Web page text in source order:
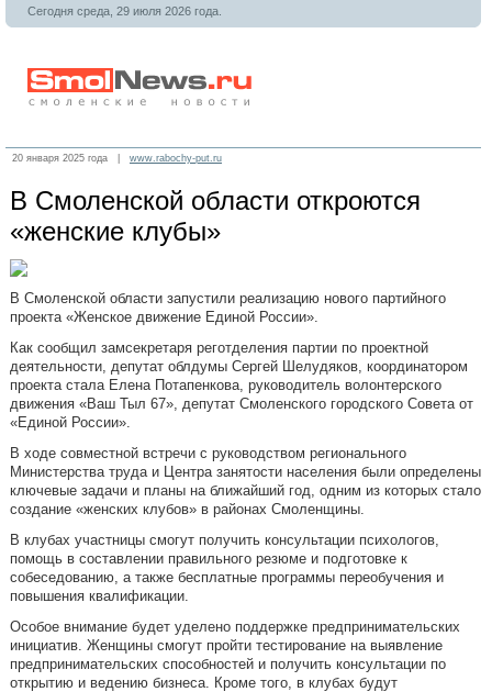
Сегодня среда, 29 июля 2026 года.
20 января 2025 года | www.rabochy-put.ru
В Смоленской области откроются
«женские клубы»
В Смоленской области запустили реализацию нового партийного
проекта «Женское движение Единой России».
Как сообщил замсекретаря реготделения партии по проектной
деятельности, депутат облдумы Сергей Шелудяков, координатором
проекта стала Елена Потапенкова, руководитель волонтерского
движения «Ваш Тыл 67», депутат Смоленского городского Совета от
«Единой России».
В ходе совместной встречи с руководством регионального
Министерства труда и Центра занятости населения были определены
ключевые задачи и планы на ближайший год, одним из которых стало
создание «женских клубов» в районах Смоленщины.
В клубах участницы смогут получить консультации психологов,
помощь в составлении правильного резюме и подготовке к
собеседованию, а также бесплатные программы переобучения и
повышения квалификации.
Особое внимание будет уделено поддержке предпринимательских
инициатив. Женщины смогут пройти тестирование на выявление
предпринимательских способностей и получить консультации по
открытию и ведению бизнеса. Кроме того, в клубах будут